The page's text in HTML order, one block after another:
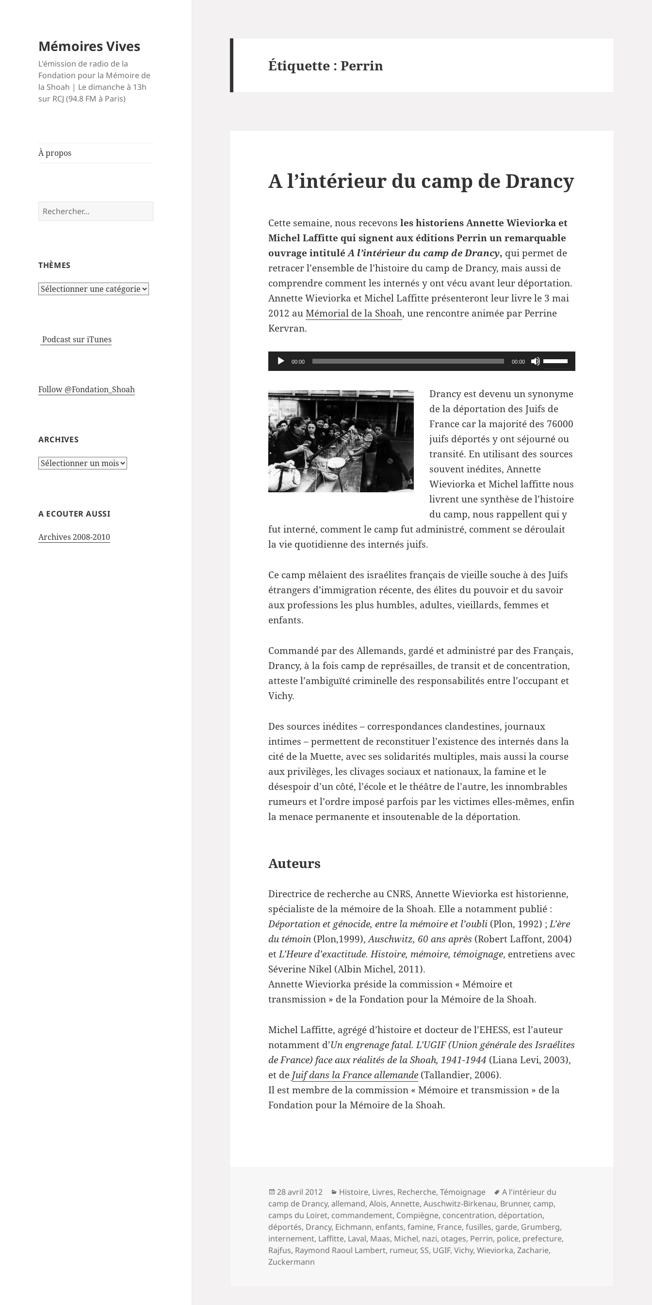
Mémoires Vives
L'émission de radio de la
Fondation pour la Mémoire de
la Shoah | Le dimanche à 13h
sur RCJ (94.8 FM à Paris)
À propos
Rechercher :
THÈMES
Thèmes
Podcast sur iTunes
Follow @Fondation_Shoah
ARCHIVES
Archives
A ECOUTER AUSSI
Archives 2008-2010
Étiquette :Perrin
A l’intérieur du camp de Drancy
Cette semaine, nous recevonsles historiens Annette Wieviorka et
Michel Laffitte qui signent aux éditions Perrin un remarquable
ouvrage intituléA l’intérieur du camp de Drancy, qui permet de
retracer l’ensemble de l’histoire du camp de Drancy, mais aussi de
comprendre comment les internés y ont vécu avant leur déportation.
Annette Wieviorka et Michel Laffitte présenteront leur livre le 3 mai
2012 auMémorial de la Shoah, une rencontre animée par Perrine
Kervran.
Lecteur
audio
00:00 00:00
Utilisez
les
haut/bas
pour
augmenter
volume.
Drancy est devenu un synonyme
de la déportation des Juifs de
France car la majorité des 76000
juifs déportés y ont séjourné ou
transité. En utilisant des sources
souvent inédites, Annette
Wieviorka et Michel laffitte nous
livrent une synthèse de l’histoire
du camp, nous rappellent qui y
fut interné, comment le camp fut administré, comment se déroulait
la vie quotidienne des internés juifs.
Ce camp mêlaient des israélites français de vieille souche à des Juifs
étrangers d’immigration récente, des élites du pouvoir et du savoir
aux professions les plus humbles, adultes, vieillards, femmes et
enfants.
Commandé par des Allemands, gardé et administré par des Français,
Drancy, à la fois camp de représailles, de transit et de concentration,
atteste l’ambiguïté criminelle des responsabilités entre l’occupant et
Vichy.
Des sources inédites – correspondances clandestines, journaux
intimes – permettent de reconstituer l’existence des internés dans la
cité de la Muette, avec ses solidarités multiples, mais aussi la course
aux privilèges, les clivages sociaux et nationaux, la famine et le
désespoir d’un côté, l’école et le théâtre de l’autre, les innombrables
rumeurs et l’ordre imposé parfois par les victimes elles-mêmes, enfin
la menace permanente et insoutenable de la déportation.
Auteurs
Directrice de recherche au CNRS, Annette Wieviorka est historienne,
spécialiste de la mémoire de la Shoah. Elle a notamment publié :
Déportation et génocide, entre la mémoire et l’oubli (Plon, 1992) ;L’ère
du témoin (Plon,1999),Auschwitz, 60 ans après (Robert Laffont, 2004)
etL’Heure d’exactitude. Histoire, mémoire, témoignage, entretiens avec
Séverine Nikel (Albin Michel, 2011).
Annette Wieviorka préside la commission « Mémoire et
transmission » de la Fondation pour la Mémoire de la Shoah.
Michel Laffitte, agrégé d’histoire et docteur de l’EHESS, est l’auteur
notamment d’Un engrenage fatal. L’UGIF (Union générale des Israélites
de France) face aux réalités de la Shoah, 1941-1944 (Liana Levi, 2003),
et de Juif dans la France allemande (Tallandier, 2006).
Il est membre de la commission « Mémoire et transmission » de la
Fondation pour la Mémoire de la Shoah.
Publié
le
28 avril 2012 Catégories
Histoire, Livres, Recherche,Témoignage
Mots-
clés
A l'intérieur du
camp de Drancy,allemand,Alois,Annette,Auschwitz-Birkenau, Brunner, camp,
camps du Loiret, commandement, Compiègne, concentration, déportation,
déportés, Drancy, Eichmann, enfants,famine, France,fusilles, garde, Grumberg,
internement, Laffitte, Laval, Maas, Michel, nazi, otages, Perrin, police, prefecture,
Rajfus, Raymond Raoul Lambert, rumeur, SS, UGIF,Vichy,Wieviorka,Zacharie,
Zuckermann